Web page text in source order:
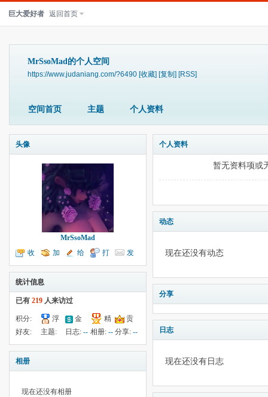
巨大爱好者 返回首页
MrSsoMad的个人空间
https://www.judaniang.com/?6490 [收藏] [复制] [RSS]
空间首页 主题 个人资料
头像
MrSsoMad
收
听TA
加
为好友
给
我留言
打
个招呼
发
送消息
统计信息
已有 219 人来访过
积分:
77
浮
云:423
金
钱:--
精
华:--
贡
献:--
好友:
10
主题:
20
日志:-- 相册: -- 分享:--
相册
现在还没有相册
个人资料
暂无资料项或
动态
现在还没有动态
分享
日志
现在还没有日志